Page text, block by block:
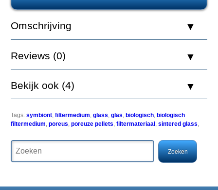
Life
(Easy-
vfm)
tot
nieuwe
produktgeneratie
de
vivaristiek.
Omschrijving
Reviews (0)
Bekijk ook (4)
Tags: symbiont,filtermedium,glass,glas, biologisch, biologisch
filtermedium,poreus,poreuze pellets,filtermateriaal ,sintered glass,